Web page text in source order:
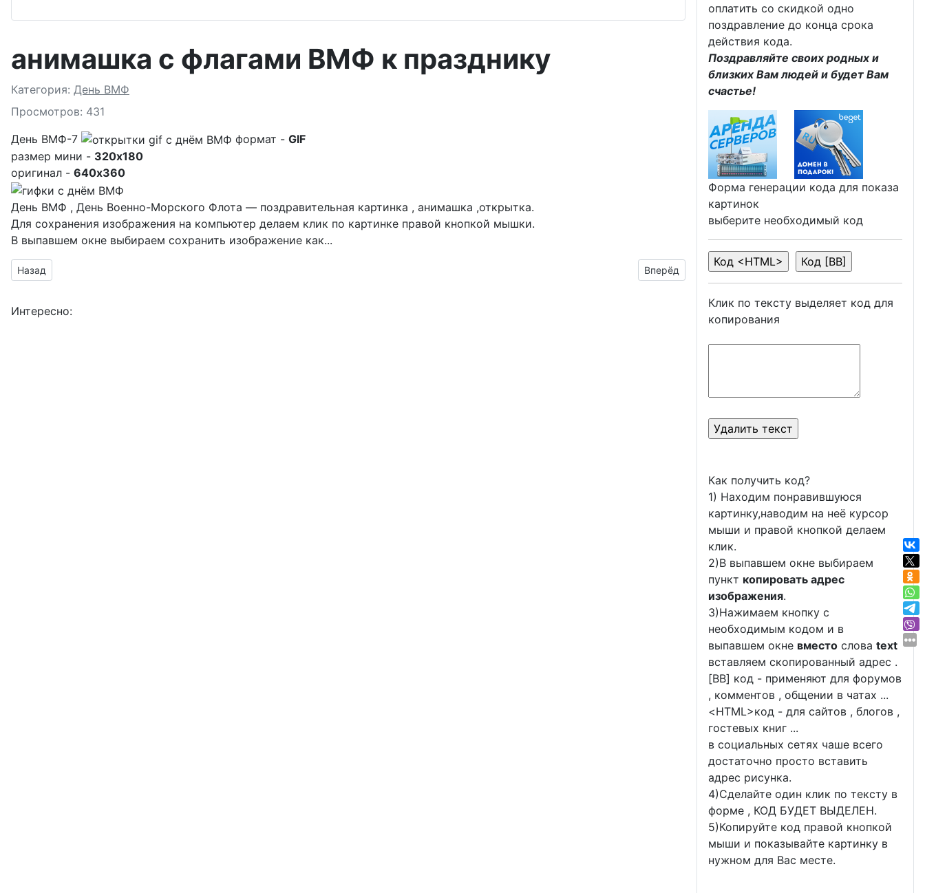
анимашка с флагами ВМФ к празднику
Подробности
Категория: День ВМФ
Просмотров: 431
День ВМФ-7
формат - GIF
размер мини - 320x180
оригинал - 640x360
День ВМФ , День Военно-Морского Флота — поздравительная картинка , анимашка ,открытка.
Для сохранения изображения на компьютер делаем клик по картинке правой кнопкой мышки.
В выпавшем окне выбираем сохранить изображение как...
Предыдущий материал: гифка с праздником ВМФ
Назад Следующий материал: поздравление для годочков флота
Вперёд
Интересно:
оплатить со скидкой одно
поздравление до конца срока
действия кода.
Поздравляйте своих родных и
близких Вам людей и будет Вам
счастье!
Форма генерации кода для показа
картинок
выберите необходимый код
Клик по тексту выделяет код для
копирования
Как получить код?
1) Находим понравившуюся
картинку,наводим на неё курсор
мыши и правой кнопкой делаем
клик.
2)В выпавшем окне выбираем
пункт копировать адрес
изображения.
3)Нажимаем кнопку с
необходимым кодом и в
выпавшем окне вместо слова text
вставляем скопированный адрес .
[BB] код - применяют для форумов
, комментов , общении в чатах ...
<HTML>код - для сайтов , блогов ,
гостевых книг ...
в социальных сетях чаше всего
достаточно просто вставить
адрес рисунка.
4)Сделайте один клик по тексту в
форме , КОД БУДЕТ ВЫДЕЛЕН.
5)Копируйте код правой кнопкой
мыши и показывайте картинку в
нужном для Вас месте.